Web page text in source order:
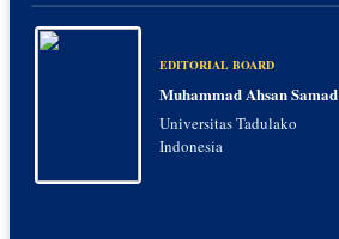
EDITORIAL BOARD
Muhammad Ahsan Samad
Universitas Tadulako
Indonesia